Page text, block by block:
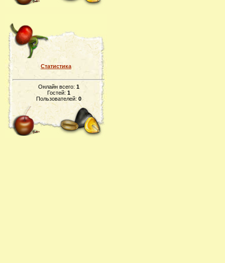
Статистика
Онлайн всего: 1
Гостей: 1
Пользователей: 0